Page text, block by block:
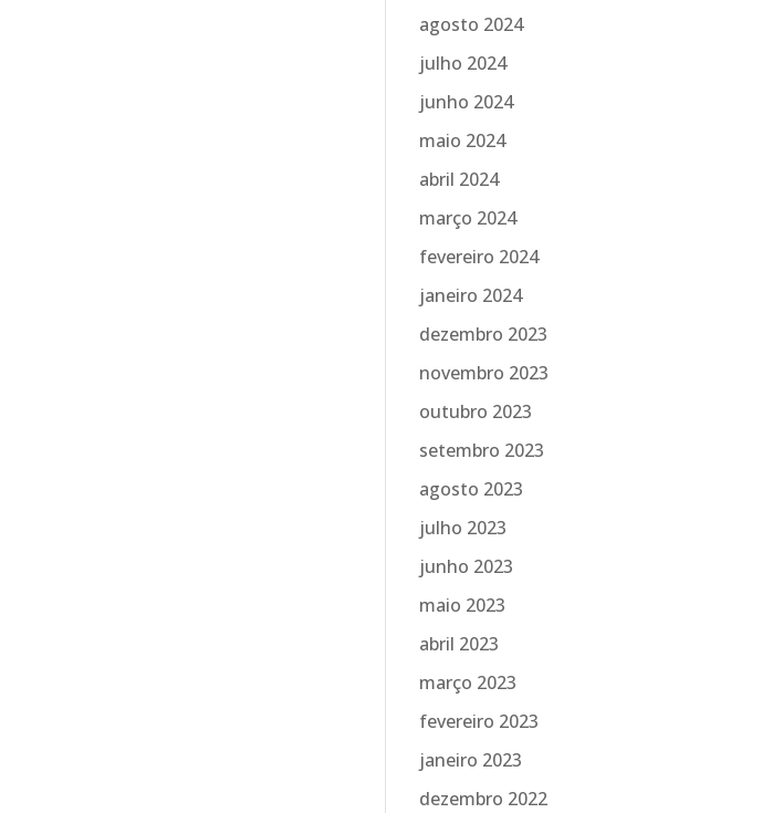
agosto 2024
julho 2024
junho 2024
maio 2024
abril 2024
março 2024
fevereiro 2024
janeiro 2024
dezembro 2023
novembro 2023
outubro 2023
setembro 2023
agosto 2023
julho 2023
junho 2023
maio 2023
abril 2023
março 2023
fevereiro 2023
janeiro 2023
dezembro 2022